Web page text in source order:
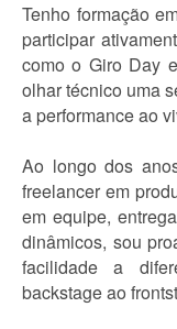
Tenho formação
participar
como o Giro Day
olhar técnico uma
a performance ao
Ao longo dos
freelancer em
em equipe,
dinâmicos, sou
facilidade a
backstage ao